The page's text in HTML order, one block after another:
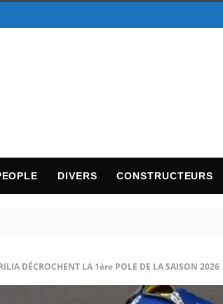
DIVERS CONSTRUCTEURS
DÉCROCHENT LA 1ère POLE DE LA SAISON 2026